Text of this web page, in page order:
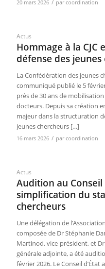
20 mars 2026 / parcoordination
Actus
Hommage à la CJC
défense des
La Confédération des jeunes
communiqué publié le 5
près de 30 ans de
docteurs. Depuis sa création
majeur dans la structuration
jeunes chercheurs […]
16 mars 2026 / parcoordination
Actus
Audition au Conseil
simplification du
chercheurs
Une délégation de
composée de Dr Stéphanie
Martinod, vice-président, et
générale adjointe, a été
février 2026. Le Conseil d’État